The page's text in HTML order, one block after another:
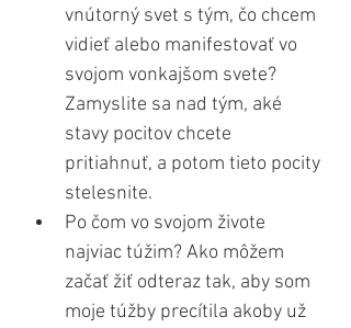
vnútorný svet s tým, čo chcem
vidieť alebo manifestovať vo
svojom vonkajšom svete?
Zamyslite sa nad tým, aké
stavy pocitov chcete
pritiahnuť, a potom tieto pocity
stelesnite.
Po čom vo svojom živote
najviac túžim? Ako môžem
začať žiť odteraz tak, aby som
moje túžby precítila akoby už